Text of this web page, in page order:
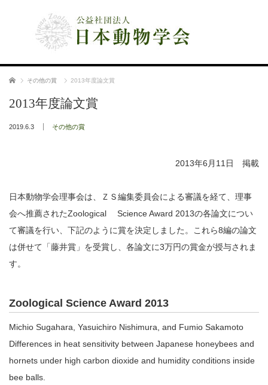
ホーム その他の賞 2013年度論文賞
2013年度論文賞
2019.6.3 その他の賞
2013年6月11日 掲載
日本動物学会理事会は、ＺＳ編集委員会による審議を経て、理事
会へ推薦されたZoological Science Award 2013の各論文につい
て審議を行い、下記のように賞を決定しました。これら8編の論文
は併せて「藤井賞」を受賞し、各論文に3万円の賞金が授与されま
す。
Zoological Science Award 2013
Michio Sugahara, Yasuichiro Nishimura, and Fumio Sakamoto
Differences in heat sensitivity between Japanese honeybees and
hornets under high carbon dioxide and humidity conditions inside
bee balls.